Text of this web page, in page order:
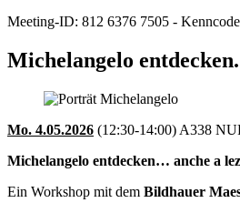
Meeting-ID: 812 6376 7505 -
Michelangelo
Mo. 4.05.2026 (12:30-14:00) A338
Michelangelo entdecken… anche a
Ein Workshop mit dem Bildhauer